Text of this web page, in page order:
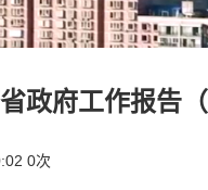
政府工作报告（
0次